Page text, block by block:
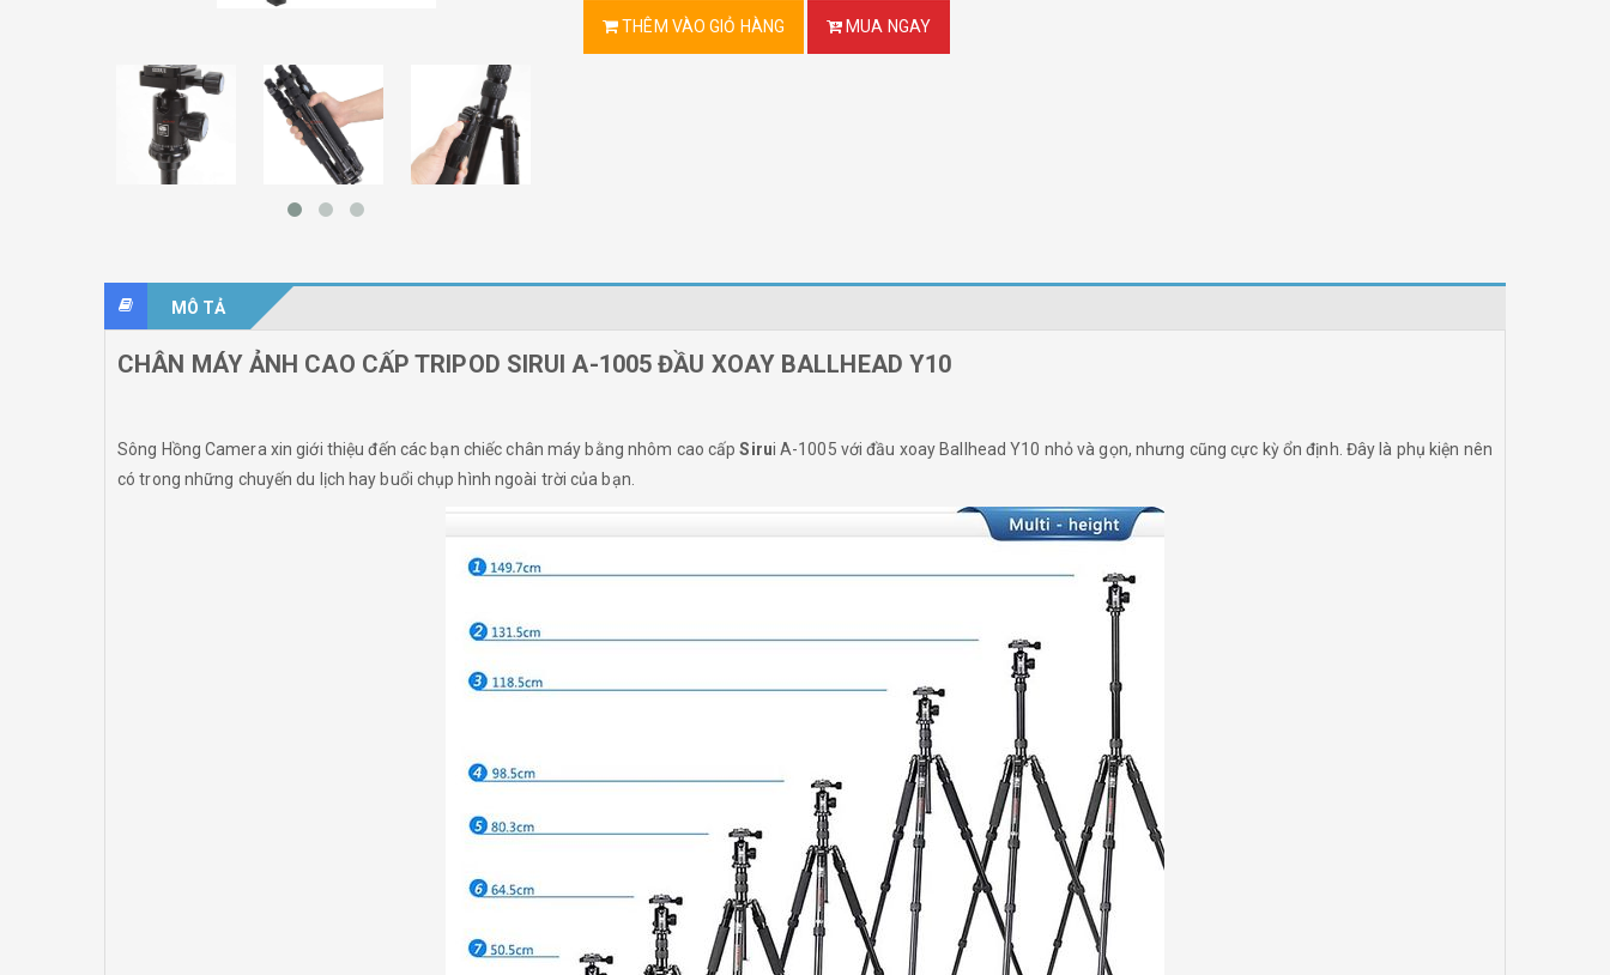
THÊM VÀO GIỎ HÀNG MUA NGAY
MÔ TẢ
CHÂN MÁY ẢNH CAO CẤP TRIPOD SIRUI A-1005 ĐẦU XOAY BALLHEAD Y10
Sông Hồng Camera xin giới thiệu đến các bạn chiếc chân máy bằng nhôm cao cấpSirui A-1005 với đầu xoay Ballhead Y10 nhỏ và gọn, nhưng cũng cực kỳ ổn định. Đây là phụ kiện nên
có trong những chuyến du lịch hay buổi chụp hình ngoài trời của bạn.